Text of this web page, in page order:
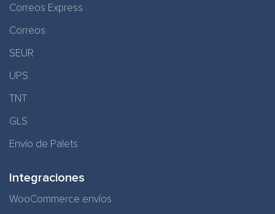
Correos Express
Correos
SEUR
UPS
TNT
GLS
Envío de Palets
Integraciones
WooCommerce envíos